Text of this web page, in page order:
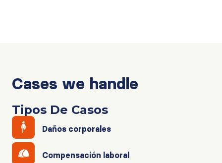
Cases we handle
Tipos De Casos
Daños corporales
Compensación laboral